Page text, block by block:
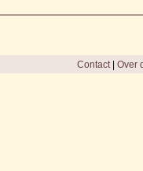
Contact| Over